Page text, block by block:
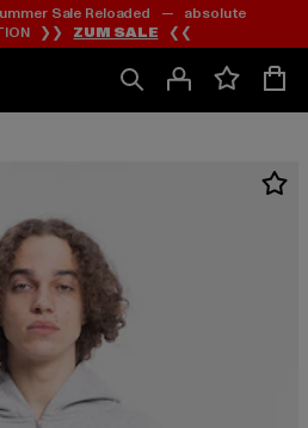
Zum
Inhalt
springen
Zum
Fußzeile
springen
Sale Reloaded — absolute
❯❯ ZUM SALE ❮❮